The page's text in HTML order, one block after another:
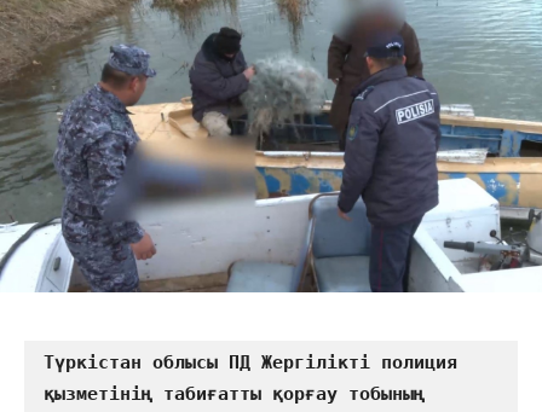
Түркістан облысы ПД Жергілікті полиция
қызметінің табиғатты қорғау тобының